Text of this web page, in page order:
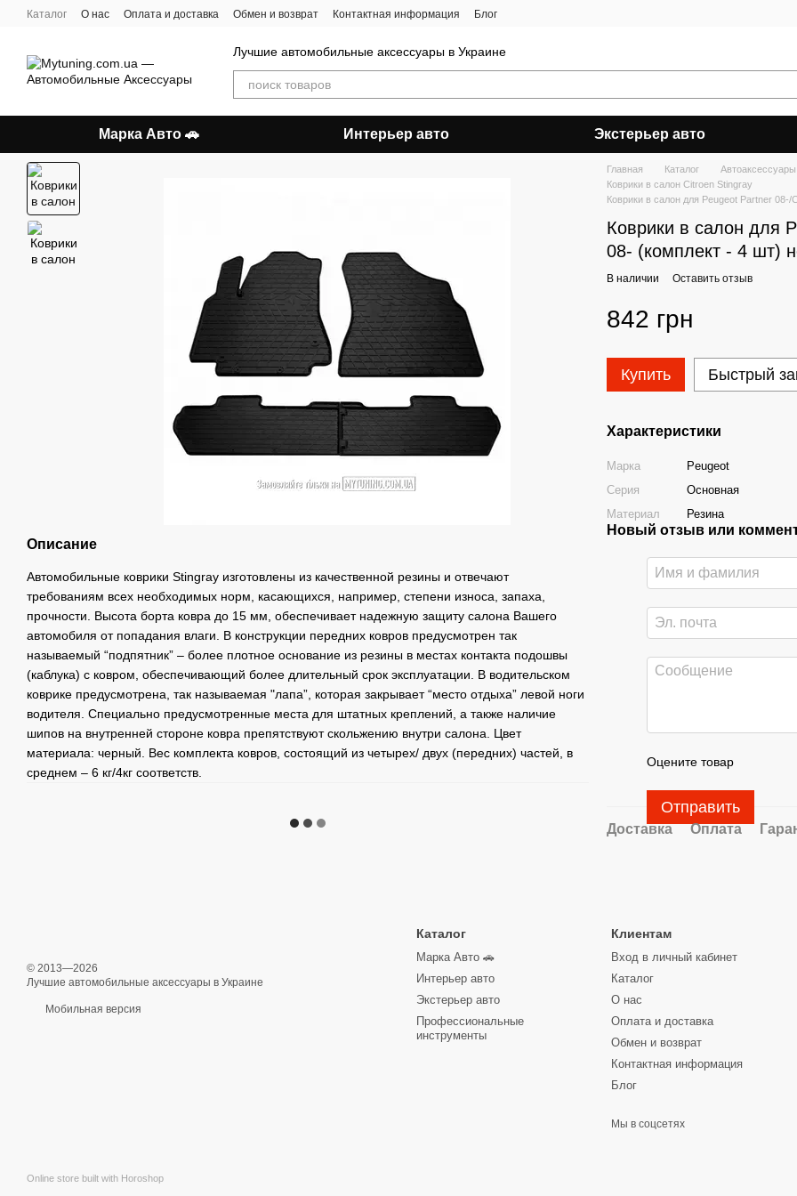
Перейти к основному контенту
Каталог О нас Оплата и доставка Обмен и возврат Контактная информация Блог
Лучшие автомобильные аксессуары в Украине
Марка Авто 🚗 Интерьер авто Экстерьер авто
Описание
Автомобильные коврики Stingray изготовлены из качественной резины и отвечают
требованиям всех необходимых норм, касающихся, например, степени износа, запаха,
прочности. Высота борта ковра до 15 мм, обеспечивает надежную защиту салона Вашего
автомобиля от попадания влаги. В констpукции передних ковров предусмотрен так
называемый “подпятник” – более плотное основание из резины в местах контакта подошвы
(каблука) с ковром, обеспечивающий более длительный срок эксплуатации. В водительском
коврике предусмотрена, так называемая "лапа”, которая закрывает “место отдыха” левой ноги
водителя. Специально предусмотренные места для штатных креплений, а также наличие
шипов на внутренней стороне ковра препятствуют скольжению внутри салона. Цвет
материала: черный. Вес комплекта ковров, состоящий из четырех/ двух (передних) частей, в
среднем – 6 кг/4кг соответств.
Главная Каталог Автоаксессуары
Коврики в салон Citroen Stingray
Коврики в салон для Peugeot Partner
Коврики в салон для
08- (комплект - 4 шт)
В наличии Оставить отзыв
842 грн
Купить Быстрый
Характеристики
Марка
Peugeot
Серия
Основная
Материал
Резина
Новый отзыв или
Оцените товар
Отправить
Доставка Оплата
© 2013—2026
Лучшие автомобильные аксессуары в Украине
Мобильная версия
Online store built with Horoshop
Каталог
Марка Авто 🚗
Интерьер авто
Экстерьер авто
Профессиональные
инструменты
Клиентам
Вход в личный кабинет
Каталог
О нас
Оплата и доставка
Обмен и возврат
Контактная информация
Блог
Мы в соцсетях